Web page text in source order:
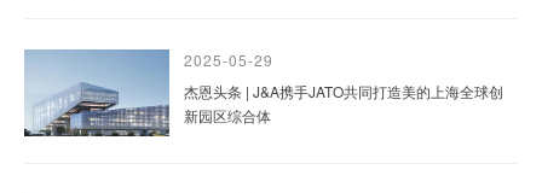
2025-05-29
杰恩头条 | J&A携手JATO共同打造美的上海全球创
新园区综合体